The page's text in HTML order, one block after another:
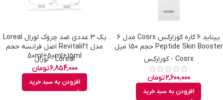
پپتاید 6 کاره کوزارکس Cosrx مدل 6
Peptide Skin Booster حجم 150 میل
Cosrx - کوزارکس
2,600,000تومان
افزودن به سبد خرید
پک 3 عددی ضد چروک لورال Loreal
مدل Revitalift اصل فرانسه حجم
50ml+50ml+15ml
Loreal - لورال
6,854,000تومان
افزودن به سبد خرید